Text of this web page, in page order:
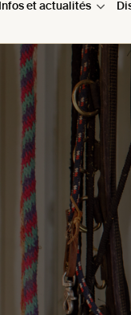
Infos et actualités